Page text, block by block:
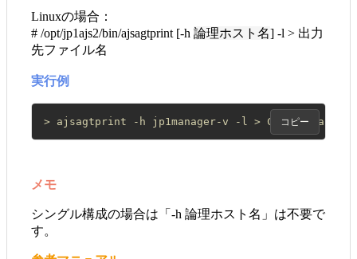
Linuxの場合：
# /opt/jp1ajs2/bin/ajsagtprint [-h 論理ホスト名] -l > 出力
先ファイル名
実行例
> ajsagtprint -h jp1manager-v -l > コピー
メモ
シングル構成の場合は「-h 論理ホスト名」は不要で
す。